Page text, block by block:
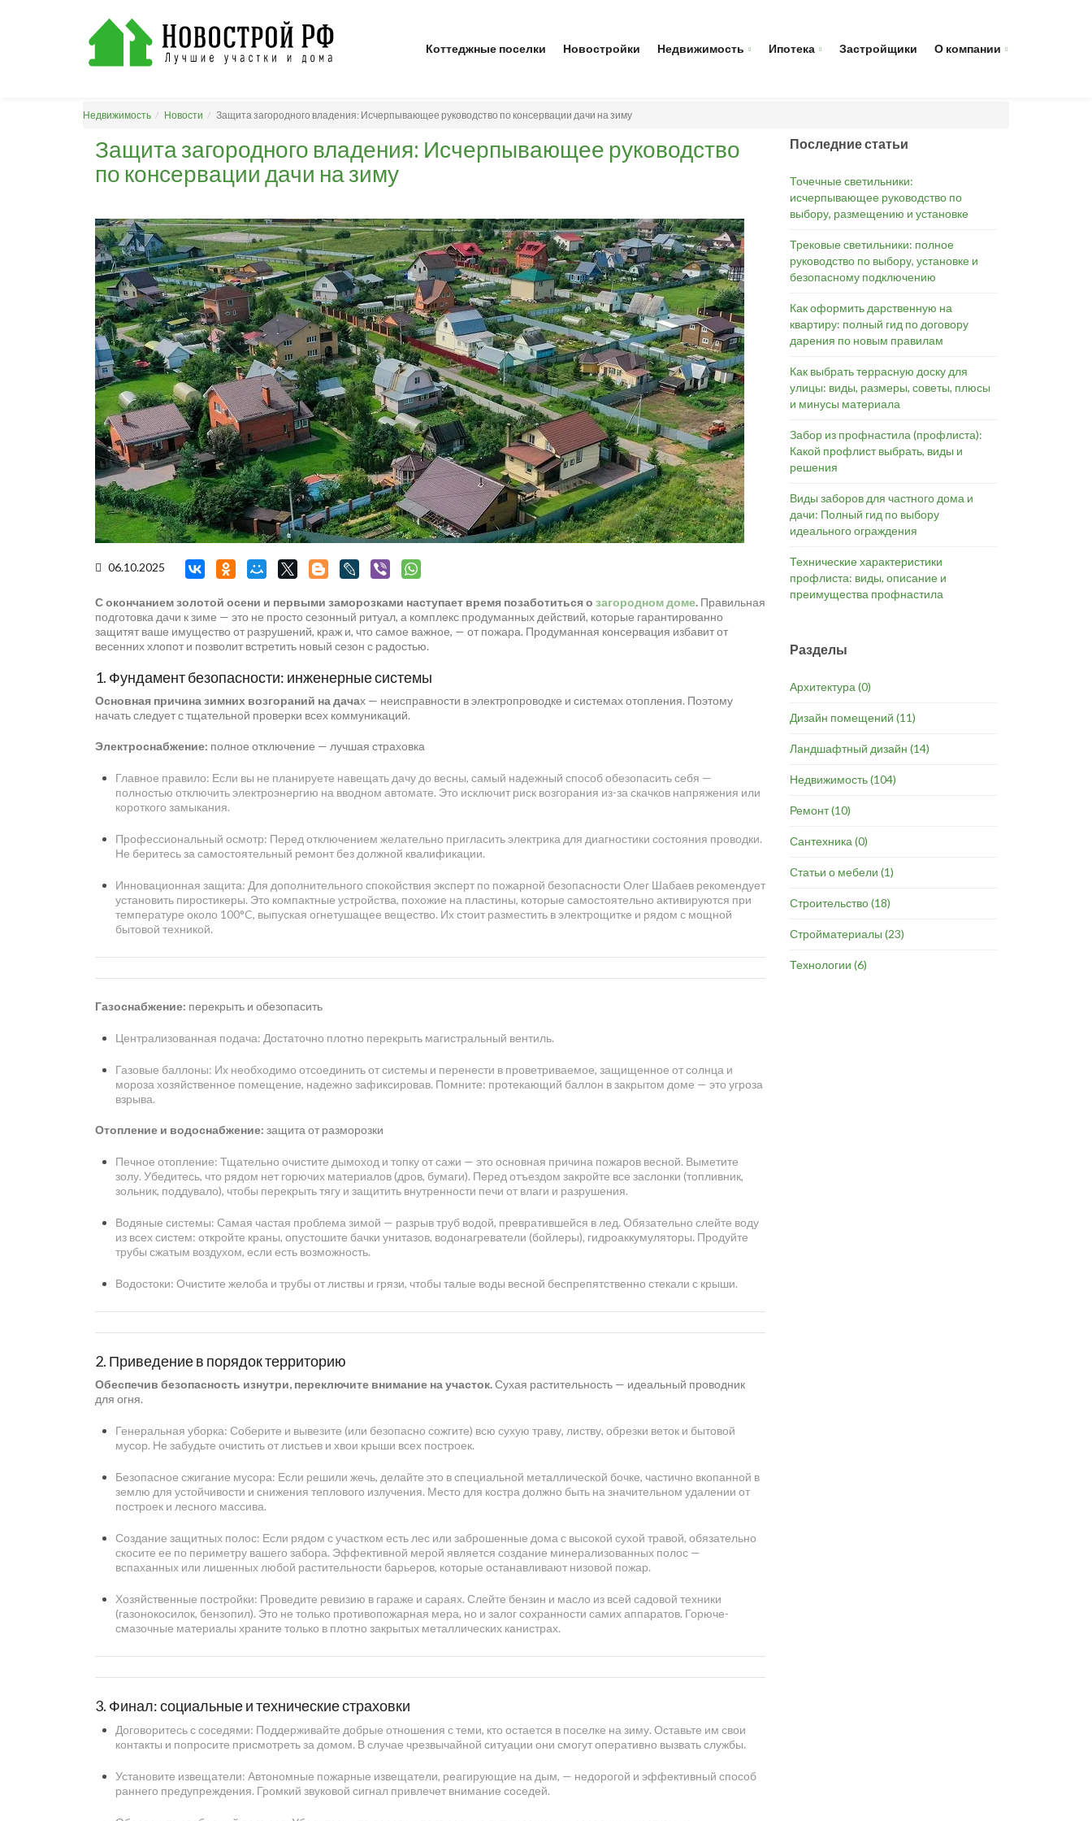
Коттеджные поселки Новостройки Недвижимость Ипотека Застройщики О компании
Недвижимость Новости Защита загородного владения: Исчерпывающее руководство по консервации дачи на зиму
Защита загородного владения: Исчерпывающее руководство
по консервации дачи на зиму
06.10.2025
С окончанием золотой осени и первыми заморозками наступает время позаботиться о загородном доме. Правильная
подготовка дачи к зиме — это не просто сезонный ритуал, а комплекс продуманных действий, которые гарантированно
защитят ваше имущество от разрушений, краж и, что самое важное, — от пожара. Продуманная консервация избавит от
весенних хлопот и позволит встретить новый сезон с радостью.
1. Фундамент безопасности: инженерные системы
Основная причина зимних возгораний на дачах — неисправности в электропроводке и системах отопления. Поэтому
начать следует с тщательной проверки всех коммуникаций.
Электроснабжение: полное отключение — лучшая страховка
Главное правило: Если вы не планируете навещать дачу до весны, самый надежный способ обезопасить себя —
полностью отключить электроэнергию на вводном автомате. Это исключит риск возгорания из-за скачков напряжения или
короткого замыкания.
Профессиональный осмотр: Перед отключением желательно пригласить электрика для диагностики состояния проводки.
Не беритесь за самостоятельный ремонт без должной квалификации.
Инновационная защита: Для дополнительного спокойствия эксперт по пожарной безопасности Олег Шабаев рекомендует
установить пиростикеры. Это компактные устройства, похожие на пластины, которые самостоятельно активируются при
температуре около 100°C, выпуская огнетушащее вещество. Их стоит разместить в электрощитке и рядом с мощной
бытовой техникой.
Газоснабжение: перекрыть и обезопасить
Централизованная подача: Достаточно плотно перекрыть магистральный вентиль.
Газовые баллоны: Их необходимо отсоединить от системы и перенести в проветриваемое, защищенное от солнца и
мороза хозяйственное помещение, надежно зафиксировав. Помните: протекающий баллон в закрытом доме — это угроза
взрыва.
Отопление и водоснабжение: защита от разморозки
Печное отопление: Тщательно очистите дымоход и топку от сажи — это основная причина пожаров весной. Выметите
золу. Убедитесь, что рядом нет горючих материалов (дров, бумаги). Перед отъездом закройте все заслонки (топливник,
зольник, поддувало), чтобы перекрыть тягу и защитить внутренности печи от влаги и разрушения.
Водяные системы: Самая частая проблема зимой — разрыв труб водой, превратившейся в лед. Обязательно слейте воду
из всех систем: откройте краны, опустошите бачки унитазов, водонагреватели (бойлеры), гидроаккумуляторы. Продуйте
трубы сжатым воздухом, если есть возможность.
Водостоки: Очистите желоба и трубы от листвы и грязи, чтобы талые воды весной беспрепятственно стекали с крыши.
2. Приведение в порядок территорию
Обеспечив безопасность изнутри, переключите внимание на участок.Сухая растительность — идеальный проводник
для огня.
Генеральная уборка: Соберите и вывезите (или безопасно сожгите) всю сухую траву, листву, обрезки веток и бытовой
мусор. Не забудьте очистить от листьев и хвои крыши всех построек.
Безопасное сжигание мусора: Если решили жечь, делайте это в специальной металлической бочке, частично вкопанной в
землю для устойчивости и снижения теплового излучения. Место для костра должно быть на значительном удалении от
построек и лесного массива.
Создание защитных полос: Если рядом с участком есть лес или заброшенные дома с высокой сухой травой, обязательно
скосите ее по периметру вашего забора. Эффективной мерой является создание минерализованных полос —
вспаханных или лишенных любой растительности барьеров, которые останавливают низовой пожар.
Хозяйственные постройки: Проведите ревизию в гараже и сараях. Слейте бензин и масло из всей садовой техники
(газонокосилок, бензопил). Это не только противопожарная мера, но и залог сохранности самих аппаратов. Горюче-
смазочные материалы храните только в плотно закрытых металлических канистрах.
3. Финал: социальные и технические страховки
Договоритесь с соседями: Поддерживайте добрые отношения с теми, кто остается в поселке на зиму. Оставьте им свои
контакты и попросите присмотреть за домом. В случае чрезвычайной ситуации они смогут оперативно вызвать службы.
Установите извещатели: Автономные пожарные извещатели, реагирующие на дым, — недорогой и эффективный способ
раннего предупреждения. Громкий звуковой сигнал привлечет внимание соседей.
Последние статьи
Точечные светильники:
исчерпывающее руководство по
выбору, размещению и установке
Трековые светильники: полное
руководство по выбору, установке и
безопасному подключению
Как оформить дарственную на
квартиру: полный гид по договору
дарения по новым правилам
Как выбрать террасную доску для
улицы: виды, размеры, советы, плюсы
и минусы материала
Забор из профнастила (профлиста):
Какой профлист выбрать, виды и
решения
Виды заборов для частного дома и
дачи: Полный гид по выбору
идеального ограждения
Технические характеристики
профлиста: виды, описание и
преимущества профнастила
Разделы
Архитектура (0)
Дизайн помещений (11)
Ландшафтный дизайн (14)
Недвижимость(104)
Ремонт(10)
Сантехника (0)
Статьи о мебели (1)
Строительство(18)
Стройматериалы (23)
Технологии (6)